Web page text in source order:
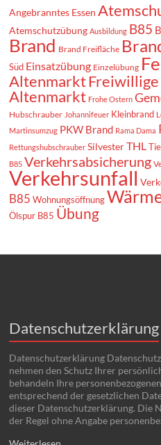
Angebranntes Essen
Atemschutzübung Ausbildung B85
Brand Brand Freifläche
Süd Einsatzübung Einzelübung
Altenmarkt
Altenmarkt Frohe Ostern
Hubschrauber Johannifeuer Kleinbrand
Martinsumzug PKW Brand Rama Dama
Rettungshubschrauber Silvester THL
B85 Verkehrsabsicherung
Verkehrsunfall
B85 Wohnungsöffnung
Ölspur B85 Übung
Datenschutzerklärung
Datenschutzerklärung
nehmen den Schutz Ihrer
behandeln Ihre
entsprechend der gesetzlichen
dieser Datenschutzerklärung. Die
der Regel ohne Angabe